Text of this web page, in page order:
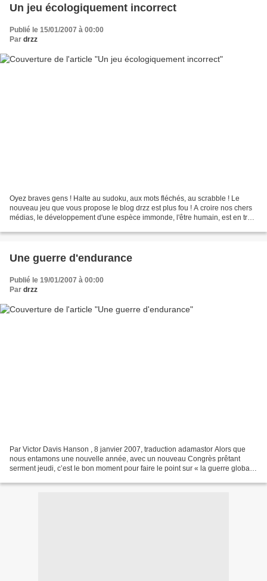
Un jeu écologiquement incorrect
Publié le 15/01/2007 à 00:00
Par drzz
Oyez braves gens ! Halte au sudoku, aux mots fléchés, au scrabble ! Le
nouveau jeu que vous propose le blog drzz est plus fou ! A croire nos chers
médias, le développement d'une espèce immonde, l'être humain, est en train
Une guerre d'endurance
Publié le 19/01/2007 à 00:00
Par drzz
Par Victor Davis Hanson , 8 janvier 2007, traduction adamastor Alors que
nous entamons une nouvelle année, avec un nouveau Congrès prêtant
serment jeudi, c’est le bon moment pour faire le point sur « la guerre globale